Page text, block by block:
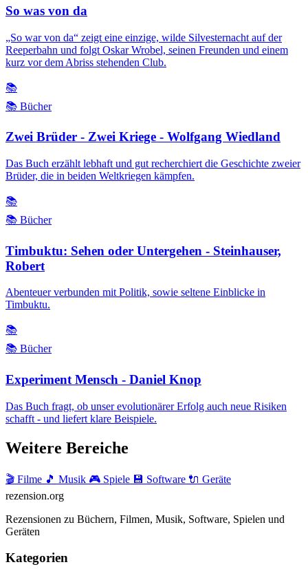
So was von da
„So war von da“ zeigt eine einzige, wilde Silvesternacht auf der
Reeperbahn und folgt Oskar Wrobel, seinen Freunden und einem
kurz vor dem Abriss stehenden Club.
📚
📚 Bücher
Zwei Brüder - Zwei Kriege - Wolfgang Wiedland
Das Buch erzählt lebhaft und gut recherchiert die Geschichte zweier
Brüder, die in beiden Weltkriegen kämpfen.
📚
📚 Bücher
Timbuktu: Sehen oder Untergehen - Steinhauser,
Robert
Abenteuer verbunden mit Politik, sowie seltene Einblicke in
Timbuktu.
📚
📚 Bücher
Experiment Mensch - Daniel Knop
Das Buch fragt, ob unser evolutionärer Erfolg auch neue Risiken
schafft - und liefert klare Beispiele.
Weitere Bereiche
🎬 Filme 🎵 Musik 🎮 Spiele 💾 Software 🔌 Geräte
rezension.org
Rezensionen zu Büchern, Filmen, Musik, Software, Spielen und
Geräten
Kategorien